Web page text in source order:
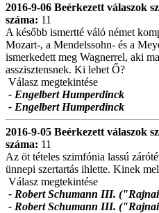
2016-9-06 Beérkezett válaszok
száma: 11
A később ismertté váló német
Mozart-, a Mendelssohn- és a
ismerkedett meg Wagnerrel, aki
asszisztensnek. Ki lehet Ő?
Válasz megtekintése
- Engelbert Humperdinck
- Engelbert Humperdinck
2016-9-05 Beérkezett válaszok
száma: 11
Az öt tételes szimfónia lassú
ünnepi szertartás ihlette. Kinek
Válasz megtekintése
- Robert Schumann III.
- Robert Schumann III.